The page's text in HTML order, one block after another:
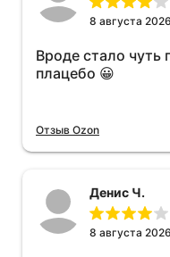
8 августа 2026
Вроде стало чуть
плацебо 😀
Отзыв Ozon
Денис Ч.
8 августа 2026